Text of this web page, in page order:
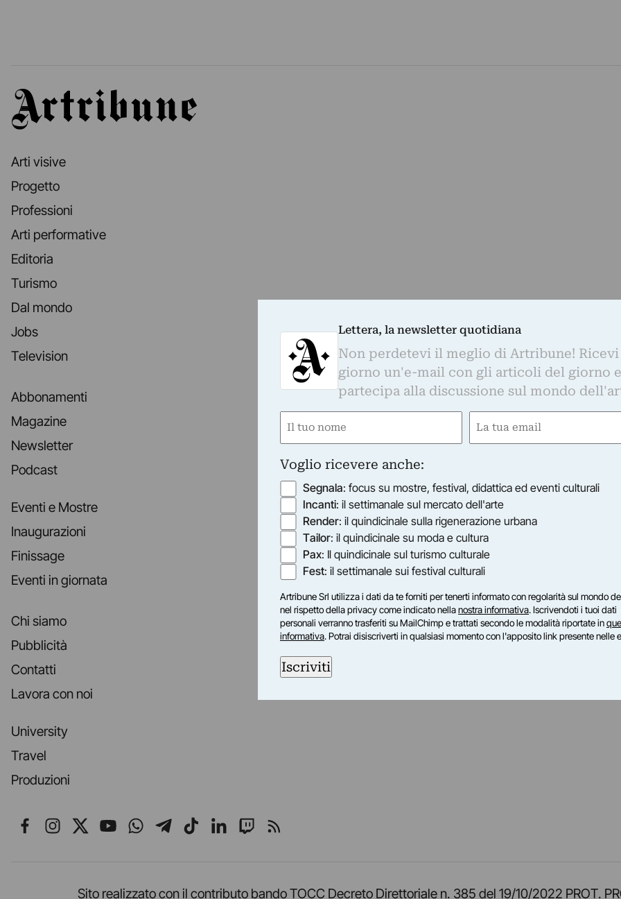
Artribune
Arti visive
Progetto
Professioni
Arti performative
Editoria
Turismo
Dal mondo
Jobs
Television
Abbonamenti
Magazine
Newsletter
Podcast
Eventi e Mostre
Inaugurazioni
Finissage
Eventi in giornata
Chi siamo
Pubblicità
Contatti
Lavora con noi
University
Travel
Produzioni
Seguici su Facebook
Seguici su Instagram
Seguici su X
Seguici su YouTube
Seguici su WhatsApp
Seguici su Telegram
Seguici su TikTok
Seguici su LinkedIn
Seguici su Twitch
Seguici su Rss
Sito realizzato con il contributo bando TOCC Decreto Direttoriale n. 385 del 19/10/2022 PROT.
Lettera, la newsletter quotidiana
Non perdetevi il meglio di Artribune! Ricevi
giorno un'e-mail con gli articoli del giorno e
partecipa alla discussione sul mondo
Nome
Email
Voglio ricevere anche:
Segnala: focus su mostre, festival, didattica ed eventi culturali
Incanti: il settimanale sul mercato dell'arte
Render: il quindicinale sulla rigenerazione urbana
Tailor: il quindicinale su moda e cultura
Pax: Il quindicinale sul turismo culturale
Fest: il settimanale sui festival culturali
Artribune Srl utilizza i dati da te forniti per tenerti informato con regolarità sul mondo
nel rispetto della privacy come indicato nellanostra informativa. Iscrivendoti i tuoi dati
personali verranno trasferiti su MailChimp e trattati secondo le modalità riportate in
informativa. Potrai disiscriverti in qualsiasi momento con l'apposito link presente nelle
Iscriviti